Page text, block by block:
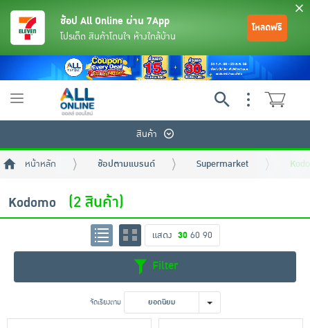
ช้อป All Online ผ่าน 7App
โปรเด็ด สินค้าโดนใจ ห้างใกล้บ้าน
โหลดฟรี
Toggle
สินค้า
หน้าหลัก ช้อปตามแบรนด์ Supermarket
Kodomo (2 สินค้า)
แสดง 30 60 90
Filter
จัดเรียงตาม ยอดนิยม